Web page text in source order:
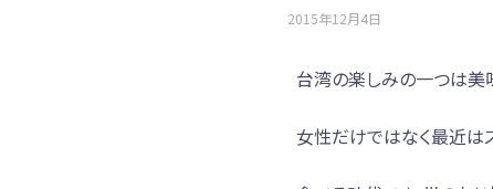
2015年12月4日
台湾の楽しみの一つは美
女性だけではなく最近は